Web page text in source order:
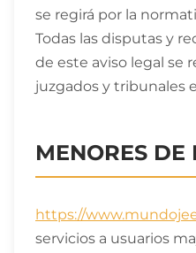
se regirá por la
Todas las disputas y
de este aviso legal se
juzgados y tribunales
MENORES DE
https://
servicios a usuarios